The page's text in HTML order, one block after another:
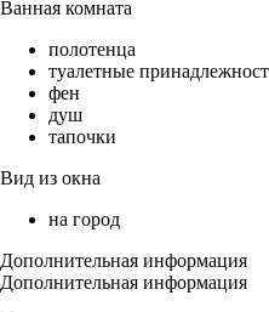
Ванная комната
полотенца
туалетные
фен
душ
тапочки
Вид из окна
на город
Дополнительная информация
Дополнительная информация